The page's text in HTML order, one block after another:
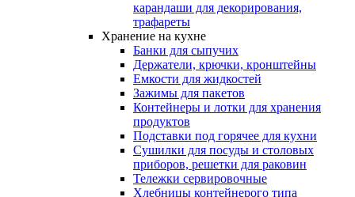
карандаши для декорирования,
трафареты
Хранение на кухне
Банки для сыпучих
Держатели, крючки, кронштейны
Емкости для жидкостей
Зажимы для пакетов
Контейнеры и лотки для хранения
продуктов
Подставки под горячее для кухни
Сушилки для посуды и столовых
приборов, решетки для раковин
Тележки сервировочные
Хлебницы контейнерого типа